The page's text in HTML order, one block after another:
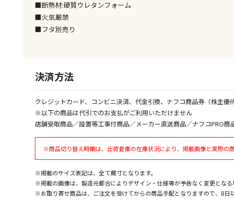
■断熱材:硬質ウレタンフォーム
■火気厳禁
■フタ別売り
決済方法
クレジットカード、コンビニ決済、代金引換、ナフコ商品券（株主優待
※以下の商品は代引でのお支払がご利用いただけません
店舗受取商品／設置等工事付商品／メーカー直送商品／ナフコPRO商
※商品切り替え時期は、出荷倉庫の在庫状況により、掲載画像と実際の
※掲載のサイズ表記は、全て概寸となります。
※掲載の画像は、製造元都合によりデザイン・仕様等が予告なく変更となる
※お取り寄せ商品は、ご注文を受けてからの商品手配となりますので、8日